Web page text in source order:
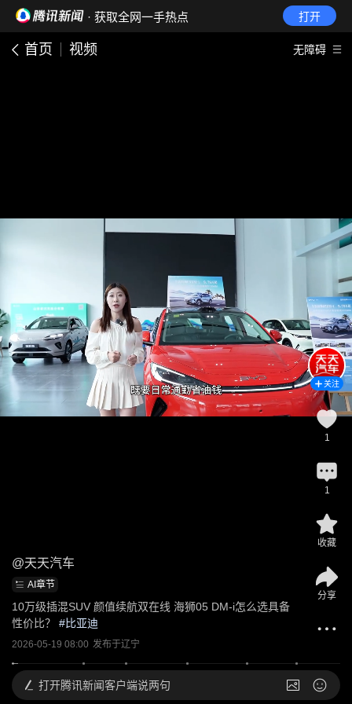
· 获取全网一手热点 打开
首页 视频 无障碍
@天天汽车
AI章节
10万级插混SUV 颜值续航双在线 海狮05 DM-i怎么选具备
性价比？
#比亚迪
2026-05-19 08:00 发布于辽宁
关注
1
1
收藏
分享
打开腾讯新闻客户端说两句